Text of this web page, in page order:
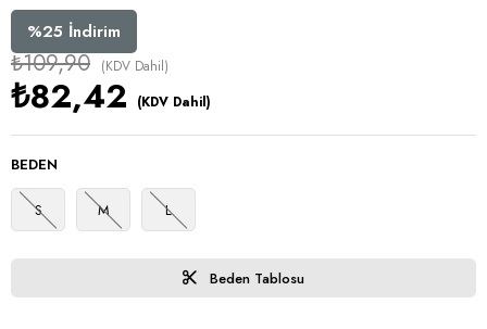
%25 İndirim
₺109,90 (KDV Dahil)
₺82,42 (KDV Dahil)
BEDEN
S M L
Beden Tablosu